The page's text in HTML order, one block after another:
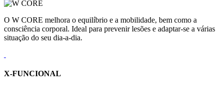
O W CORE melhora o equilíbrio e a mobilidade, bem como a
consciência corporal. Ideal para prevenir lesões e adaptar-se a várias
situação do seu dia-a-dia.
X-FUNCIONAL